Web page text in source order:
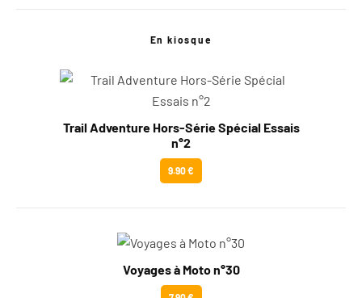
En kiosque
Trail Adventure Hors-Série Spécial Essais
n°2
9.90 €
Voyages à Moto n°30